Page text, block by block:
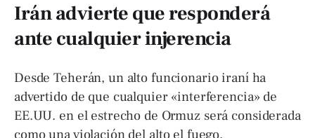
Irán advierte que responderá
ante cualquier injerencia
Desde Teherán, un alto funcionario iraní ha
advertido de que cualquier «interferencia» de
EE.UU. en el estrecho de Ormuz será considerada